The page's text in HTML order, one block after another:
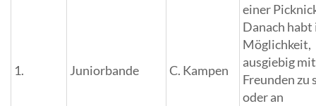
1. Juniorbande C. Kampen
einer
Danach
Möglichkeit,
ausgiebig
Freunden zu
oder an